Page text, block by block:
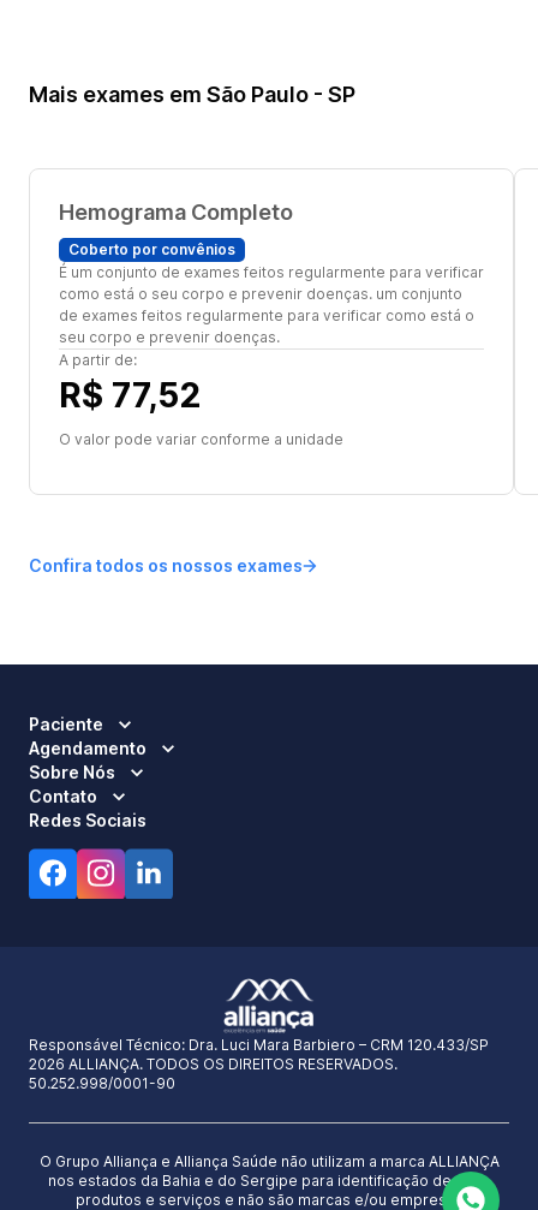
Mais exames em São Paulo - SP
Hemograma Completo
Coberto por convênios
É um conjunto de exames feitos regularmente para verificar
como está o seu corpo e prevenir doenças. um conjunto
de exames feitos regularmente para verificar como está o
seu corpo e prevenir doenças.
A partir de:
R$ 77,52
O valor pode variar conforme a unidade
Confira todos os nossos exames
Paciente
Agendamento
Sobre Nós
Contato
Redes Sociais
Responsável Técnico: Dra. Luci Mara Barbiero – CRM 120.433/SP
2026 ALLIANÇA. TODOS OS DIREITOS RESERVADOS.
50.252.998/0001-90
O Grupo Alliança e Alliança Saúde não utilizam a marca ALLIANÇA
nos estados da Bahia e do Sergipe para identificação de seus
produtos e serviços e não são marcas e/ou empresas